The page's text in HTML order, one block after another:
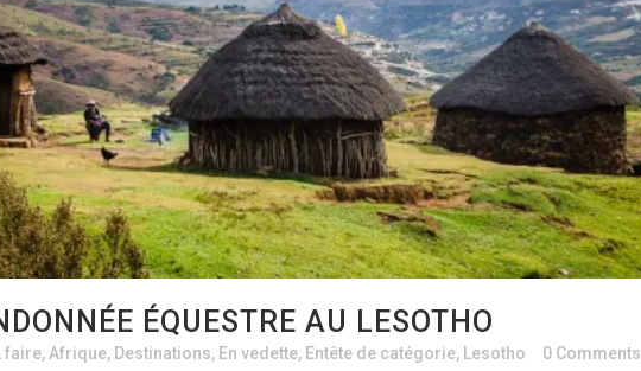
ÉQUESTRE AU LESOTHO
faire,Afrique, Destinations, En vedette, Entête de catégorie, Lesotho 0 Comments